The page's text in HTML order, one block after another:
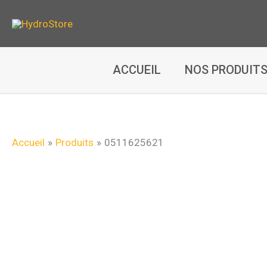
ACCUEIL NOS PRODUITS
Accueil Produits 0511625621